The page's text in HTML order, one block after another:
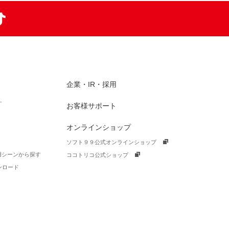
ーンから探す
ロード
企業・IR・採用
お客様サポート
オンラインショップ
ソフト９９公式オンラインショップ
ココトリコ公式ショップ